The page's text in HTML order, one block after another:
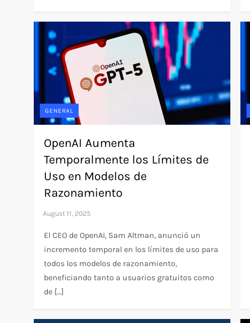
GENERAL
OpenAI Aumenta
Temporalmente los Límites de
Uso en Modelos de
Razonamiento
El CEO de OpenAI, Sam Altman, anunció un
incremento temporal en los límites de uso para
todos los modelos de razonamiento,
beneficiando tanto a usuarios gratuitos como
de […]